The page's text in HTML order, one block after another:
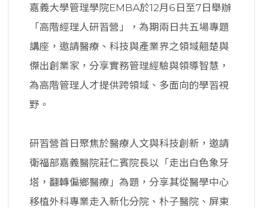
嘉義大學管理學院EMBA於12月6日至7日舉辦
「高階經理人研習營」，為期兩日共五場專題
講座，邀請醫療、科技與產業界之領域翹楚與
傑出創業家，分享實務管理經驗與領導智慧，
為高階管理人才提供跨領域、多面向的學習視
野。
研習營首日聚焦於醫療人文與科技創新，邀請
衛福部嘉義醫院莊仁賓院長以「走出白色象牙
塔，翻轉偏鄉醫療」為題，分享其從醫學中心
移植外科專業走入新化分院、朴子醫院、屏東